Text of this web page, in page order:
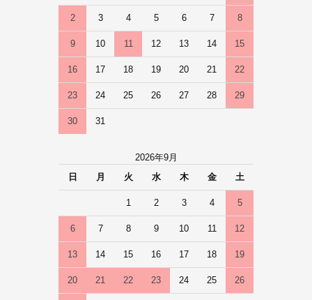
2 3 4 5 6 7 8
9 10 11 12 13 14 15
16 17 18 19 20 21 22
23 24 25 26 27 28 29
30 31
2026年9月
日
月 火 水 木 金 土
1 2 3 4 5
6 7 8 9 10 11 12
13 14 15 16 17 18 19
20 21 22 23 24 25 26